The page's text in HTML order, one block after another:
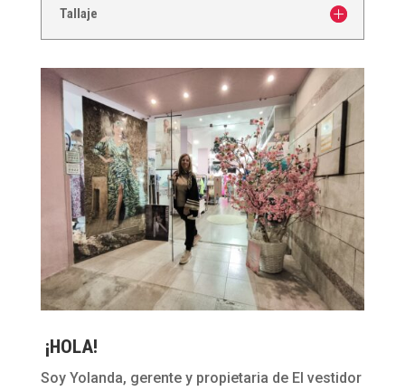
Tallaje
¡HOLA!
Soy Yolanda, gerente y propietaria de El vestidor